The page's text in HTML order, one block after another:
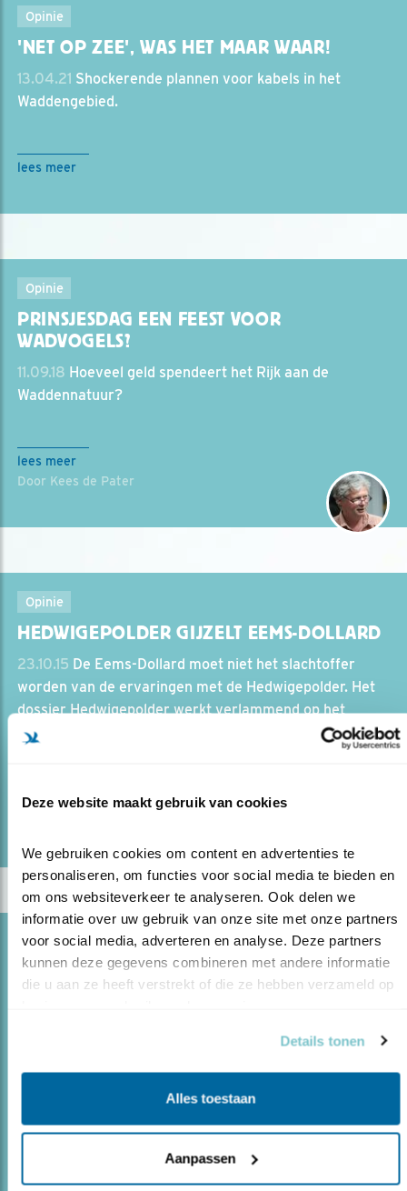
Deze website maakt gebruik van cookies
We gebruiken cookies om content en advertenties te
personaliseren, om functies voor social media te bieden en
om ons websiteverkeer te analyseren. Ook delen we
informatie over uw gebruik van onze site met onze partners
voor social media, adverteren en analyse. Deze partners
kunnen deze gegevens combineren met andere informatie
die u aan ze heeft verstrekt of die ze hebben verzameld op
Details tonen
Alles toestaan
Aanpassen
Opinie
'NET OP ZEE', WAS HET MAAR WAAR!
13.04.21 Shockerende plannen voor kabels in het
Waddengebied.
lees meer
Opinie
PRINSJESDAG EEN FEEST VOOR
WADVOGELS?
11.09.18 Hoeveel geld spendeert het Rijk aan de
Waddennatuur?
lees meer
Door Kees de Pater
Opinie
HEDWIGEPOLDER GIJZELT EEMS-DOLLARD
23.10.15 De Eems-Dollard moet niet het slachtoffer
worden van de ervaringen met de Hedwigepolder. Het
dossier Hedwigepolder werkt verlammend op het
Nederlandse natuurbeleid. Uiteindelijk heeft 'Brussel'
Opinie
GASWINNING OP TERSCHELLING UIT DEN
BOZE
rond Terschelling zijn voor Vogelbescherming
onaanvaardbaar. De unieke ligging, de natuurlijke
rijkdom en het cultuurhistorische karakter van het
lees meer